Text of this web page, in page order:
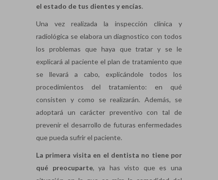
el estado de tus dientes y encías.
Una vez realizada la inspección clínica y
radiológica se elabora un diagnostico con todos
los problemas que haya que tratar y se le
explicará al paciente el plan de tratamiento que
se llevará a cabo, explicándole todos los
procedimientos del tratamiento: en qué
consisten y como se realizarán. Además, se
adoptará un carácter preventivo con tal de
prevenir el desarrollo de futuras enfermedades
que pueda sufrir el paciente.
La primera visita en el dentista no tiene por
qué preocuparte, ya has visto que es una